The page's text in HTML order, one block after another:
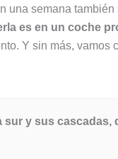
una semana
es en un coche
Y sin más, vamos
y sus cascadas,